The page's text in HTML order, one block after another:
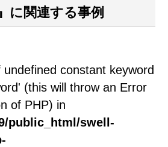
に関連する事例
undefined constant keyword
(this will throw an Error
of PHP) in
public_html/swell-